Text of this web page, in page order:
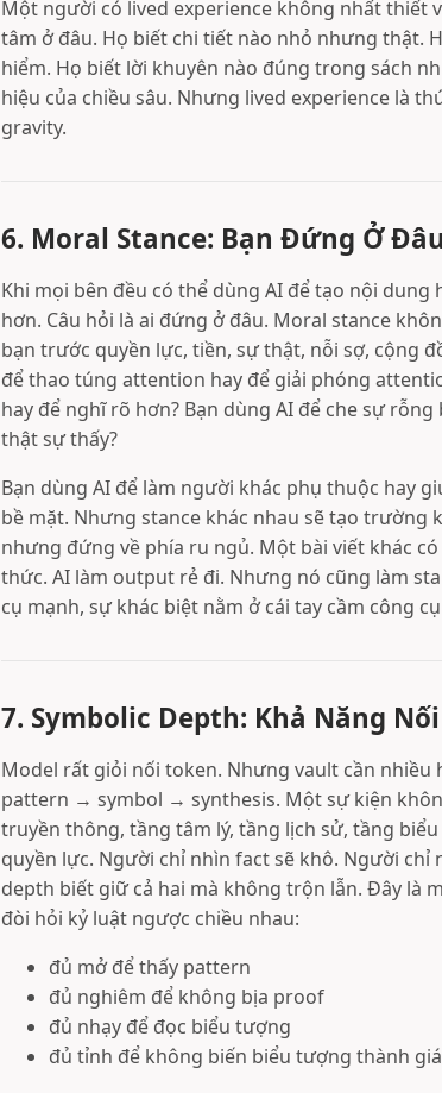
Một người có lived experience không nhất thiết
tâm ở đâu. Họ biết chi tiết nào nhỏ nhưng thật.
hiểm. Họ biết lời khuyên nào đúng trong sách
hiệu của chiều sâu. Nhưng lived experience là
gravity.
6. Moral Stance: Bạn Đứng Ở
Khi mọi bên đều có thể dùng AI để tạo nội dung
hơn. Câu hỏi là ai đứng ở đâu. Moral stance
bạn trước quyền lực, tiền, sự thật, nỗi sợ, cộng
để thao túng attention hay để giải phóng
hay để nghĩ rõ hơn? Bạn dùng AI để che sự
thật sự thấy?
Bạn dùng AI để làm người khác phụ thuộc hay
bề mặt. Nhưng stance khác nhau sẽ tạo trường
nhưng đứng về phía ru ngủ. Một bài viết khác
thức. AI làm output rẻ đi. Nhưng nó cũng làm
cụ mạnh, sự khác biệt nằm ở cái tay cầm công
7. Symbolic Depth: Khả Năng
Model rất giỏi nối token. Nhưng vault cần
pattern → symbol → synthesis. Một sự kiện
truyền thông, tầng tâm lý, tầng lịch sử, tầng
quyền lực. Người chỉ nhìn fact sẽ khô. Người chỉ
depth biết giữ cả hai mà không trộn lẫn. Đây là
đòi hỏi kỷ luật ngược chiều nhau:
đủ mở để thấy pattern
đủ nghiêm để không bịa proof
đủ nhạy để đọc biểu tượng
đủ tỉnh để không biến biểu tượng thành